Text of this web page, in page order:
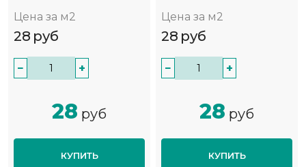
Цена за м2
28 руб
− +
28 руб
КУПИТЬ
Цена за м2
28 руб
− +
28 руб
КУПИТЬ